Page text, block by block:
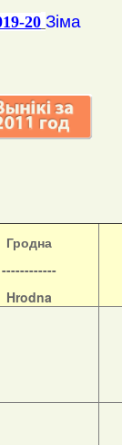
20 Зіма
Гродна
------------
Hrodna